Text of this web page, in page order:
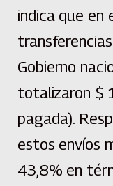
indica que en
Gobierno
totalizaron $
pagada).
estos envíos
43,8% en